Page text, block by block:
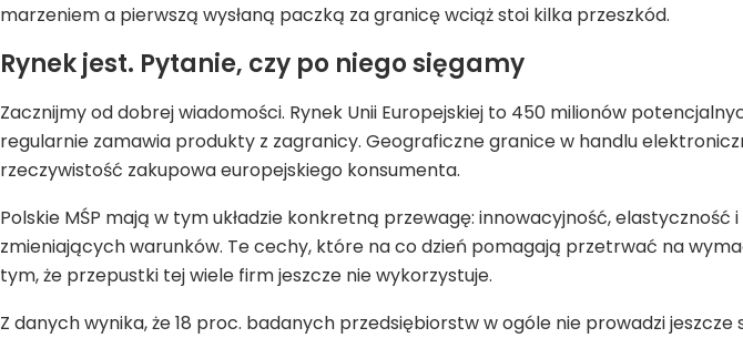
marzeniem a pierwszą wysłaną paczką za granicę wciąż stoi kilka przeszkód.
Rynek jest. Pytanie, czy po niego sięgamy
Zacznijmy od dobrej wiadomości. Rynek Unii Europejskiej to 450 milionów
regularnie zamawia produkty z zagranicy. Geograficzne granice w handlu
rzeczywistość zakupowa europejskiego konsumenta.
Polskie MŚP mają w tym układzie konkretną przewagę: innowacyjność,
zmieniających warunków. Te cechy, które na co dzień pomagają przetrwać na
tym, że przepustki tej wiele firm jeszcze nie wykorzystuje.
Z danych wynika, że 18 proc. badanych przedsiębiorstw w ogóle nie prowadzi